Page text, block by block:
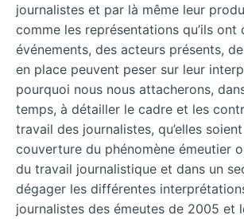
journalistes et par là même leur
comme les représentations qu’ils ont
événements, des acteurs présents,
en place peuvent peser sur leur
pourquoi nous nous attacherons,
temps, à détailler le cadre et les
travail des journalistes, qu’elles
couverture du phénomène émeutier
du travail journalistique et dans un
dégager les différentes
journalistes des émeutes de 2005 et